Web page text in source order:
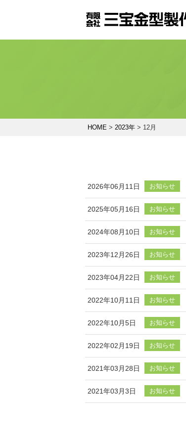
HOME > 2023年 > 12月
2026年06月11日 お知らせ
2025年05月16日 お知らせ
2024年08月10日 お知らせ
2023年12月26日 お知らせ
2023年04月22日 お知らせ
2022年10月11日 お知らせ
2022年10月5日 お知らせ
2022年02月19日 お知らせ
2021年03月28日 お知らせ
2021年03月3日 お知らせ